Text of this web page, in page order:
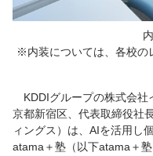
※内装については、各校の
KDDIグループの株式会社
京都新宿区、代表取締役社
ィングス）は、AIを活用し
atama＋塾（以下atama＋